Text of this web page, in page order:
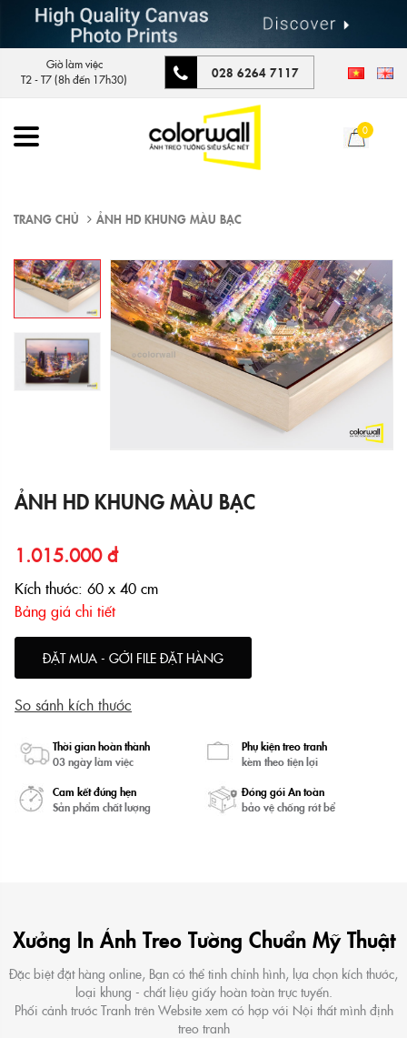
Giờ làm việc
T2 - T7 (8h đến 17h30)
028 6264 7117
0
TRANG CHỦ ẢNH HD KHUNG MÀU BẠC
ẢNH HD KHUNG MÀU BẠC
1.015.000 đ
Kích thước: 60 x 40 cm
Bảng giá chi tiết
ĐẶT MUA - GỞI FILE ĐẶT HÀNG
So sánh kích thước
Thời gian hoàn thành
03 ngày làm việc
Phụ kiện treo tranh
kèm theo tiện lợi
Cam kết đúng hẹn
Sản phẩm chất lượng
Đóng gói An toàn
bảo vệ chống rớt bể
Xưởng In Ảnh Treo Tường Chuẩn Mỹ Thuật
Đặc biệt đặt hàng online, Bạn có thể tinh chỉnh hình, lựa chọn kích thước,
loại khung - chất liệu giấy hoàn toàn trực tuyến.
Phối cảnh trước Tranh trên Website xem có hợp với Nội thất mình định
treo tranh